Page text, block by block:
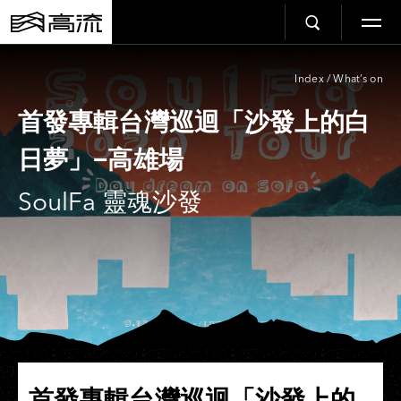
Index / What’s on
首發專輯台灣巡迴「沙發上的白
日夢」−高雄場
SoulFa 靈魂沙發